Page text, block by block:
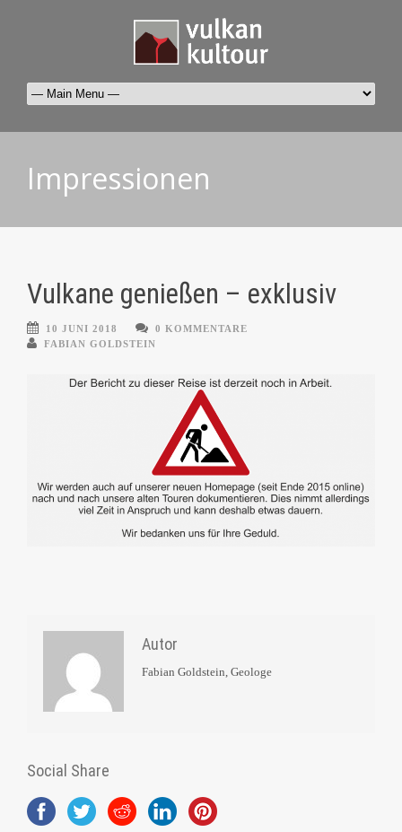
Impressionen
Vulkane genießen – exklusiv
10 JUNI 2018
0 KOMMENTARE
FABIAN GOLDSTEIN
Autor
Fabian Goldstein, Geologe
Social Share